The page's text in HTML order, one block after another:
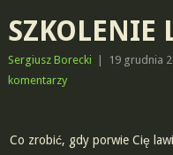
SZKOLENIE
Sergiusz Borecki 19 grudnia
komentarzy
Co zrobić, gdy porwie Cię